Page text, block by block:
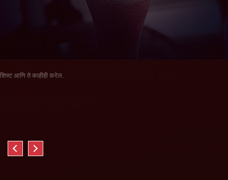
शिफ्ट आणि ते काहीही करेल.